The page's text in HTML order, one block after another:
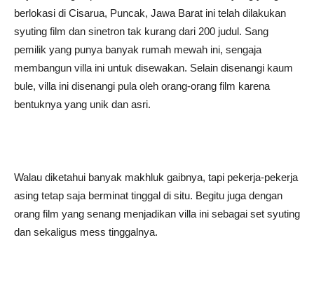
berlokasi di Cisarua, Puncak, Jawa Barat ini telah dilakukan
syuting film dan sinetron tak kurang dari 200 judul. Sang
pemilik yang punya banyak rumah mewah ini, sengaja
membangun villa ini untuk disewakan. Selain disenangi kaum
bule, villa ini disenangi pula oleh orang-orang film karena
bentuknya yang unik dan asri.
Walau diketahui banyak makhluk gaibnya, tapi pekerja-pekerja
asing tetap saja berminat tinggal di situ. Begitu juga dengan
orang film yang senang menjadikan villa ini sebagai set syuting
dan sekaligus mess tinggalnya.